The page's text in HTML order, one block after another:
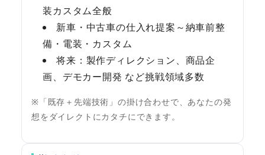
装カスタム全般
新車・中古車の仕入れ提案～納車前整
備・電装・カスタム
将来：製作ディレクション、商品企
画、デモカー開発 など挑戦領域多数
※「既存＋先端技術」の掛け合わせで、あなたの発
想をダイレクトにカタチにできます。